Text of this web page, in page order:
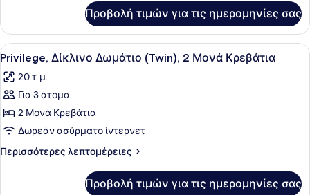
Κρεβάτια,
Μπανιέρα
Δωμάτιο,
Μονά
Κρεβάτια,
Μπανιέρα
Προβολή τιμών για τις ημερομηνίες σας
Προβολή
όλων
των
φωτογραφιών
για
Privilege,
Δίκλινο
Δωμάτιο
Κλινοσκεπάσματα υψηλής
6
Privilege, Δίκλινο Δωμάτιο (Twin), 2 Μονά Κρεβάτια
20 τ.μ.
Για 3 άτομα
2 Μονά Κρεβάτια
Δωρεάν ασύρματο ίντερνετ
Περισσότερες λεπτομέρειες
Περισσότερες
Προβολή τιμών για τις ημερομηνίες σας